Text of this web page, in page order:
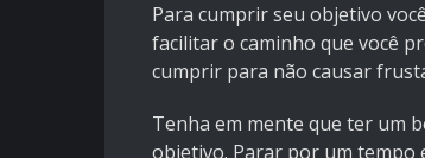
Para cumprir seu objetivo
facilitar o caminho que você
cumprir para não causar
Tenha em mente que ter um
objetivo. Parar por um tempo